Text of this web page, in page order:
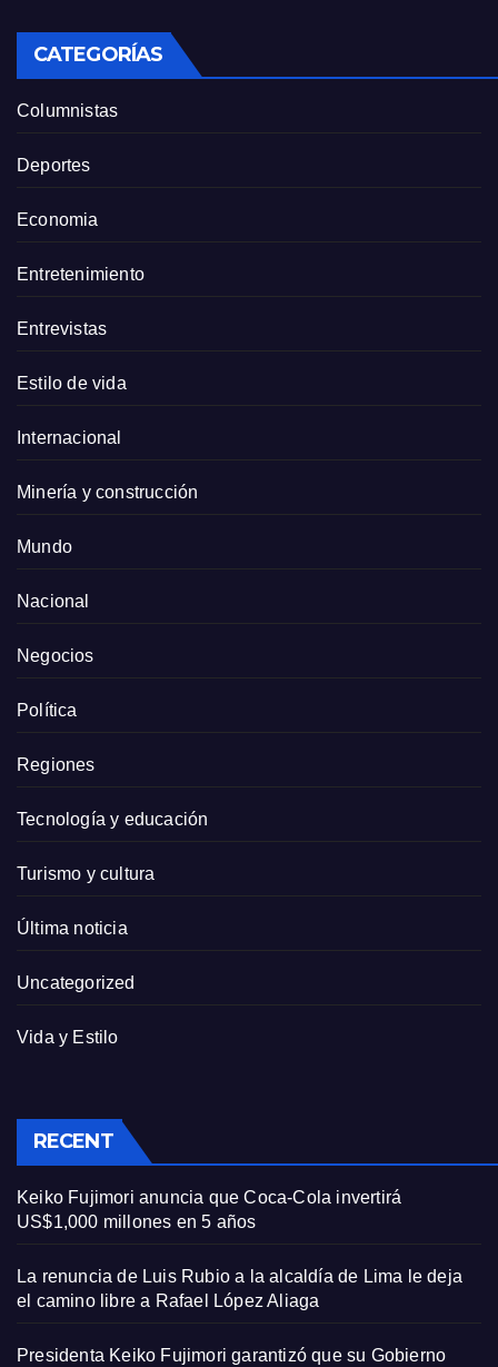
CATEGORÍAS
Columnistas
Deportes
Economia
Entretenimiento
Entrevistas
Estilo de vida
Internacional
Minería y construcción
Mundo
Nacional
Negocios
Política
Regiones
Tecnología y educación
Turismo y cultura
Última noticia
Uncategorized
Vida y Estilo
RECENT
Keiko Fujimori anuncia que Coca-Cola invertirá
US$1,000 millones en 5 años
La renuncia de Luis Rubio a la alcaldía de Lima le deja
el camino libre a Rafael López Aliaga
Presidenta Keiko Fujimori garantizó que su Gobierno